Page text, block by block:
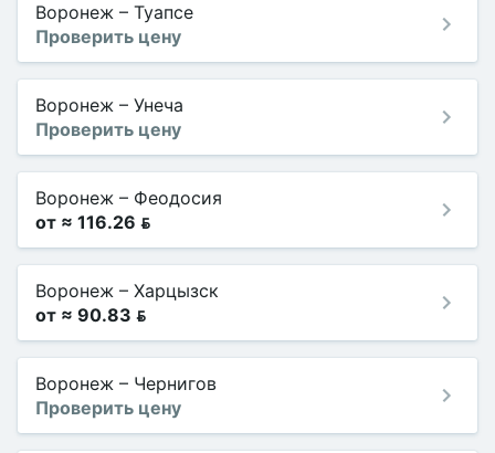
Воронеж – Туапсе
Проверить цену
Воронеж – Унеча
Проверить цену
Воронеж – Феодосия
от ≈ 116.26 
Воронеж – Харцызск
от ≈ 90.83 
Воронеж – Чернигов
Проверить цену